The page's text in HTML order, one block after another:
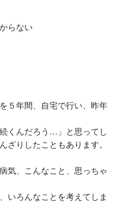
らない
５年間、自宅で行い、昨年
くんだろう…」と思ってし
ざりしたこともあります。
気、こんなこと、思っちゃ
いろんなことを考えてしま